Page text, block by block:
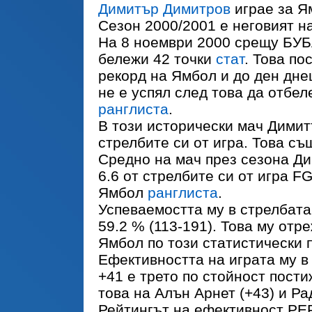
Димитър Димитров играе за
Сезон 2000/2001 е неговият
На 8 ноември 2000 срещу
бележи 42 точки стат. Това
рекорд на Ямбол и до ден
не е успял след това да
ранглиста.
В този исторически мач
стрелбите си от игра. Това
Средно на мач през сезона
6.6 от стрелбите си от игра
Ямбол ранглиста.
Успеваемостта му в
59.2 % (113-191). Това му
Ямбол по този статистически
Ефективността на играта му
+41 е трето по стойност
това на Алън Арнет (+43) и